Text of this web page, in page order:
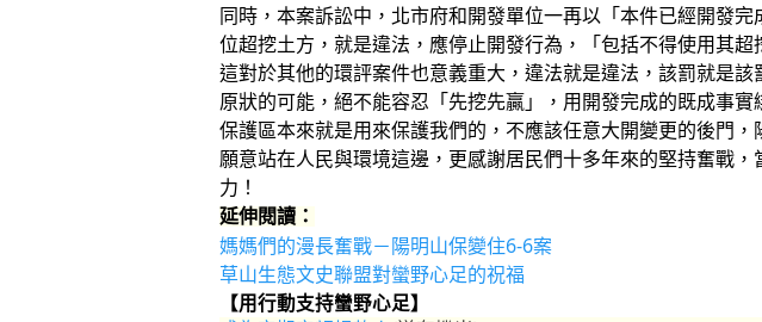
同時，本案訴訟中，北市府和開發單位一再以「本件已經開發
位超挖土方，就是違法，應停止開發行為，「包括不得使用其
這對於其他的環評案件也意義重大，違法就是違法，該罰就是
原狀的可能，絕不能容忍「先挖先贏」，用開發完成的既成事實
保護區本來就是用來保護我們的，不應該任意大開變更的後門
願意站在人民與環境這邊，更感謝居民們十多年來的堅持奮戰
力！
延伸閱讀：
媽媽們的漫長奮戰－陽明山保變住6-6案
草山生態文史聯盟對蠻野心足的祝福
【用行動支持蠻野心足】